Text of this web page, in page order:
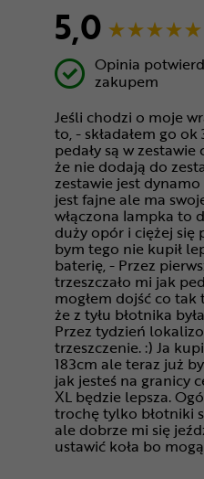
5,0
Opinia
zakupem
Jeśli chodzi o moje
to, - składałem go
pedały są w
że nie dodają do
zestawie jest
jest fajne ale ma
włączona lampka to
duży opór i ciężej się
bym tego nie kupił
baterię, - Przez
trzeszczało mi jak
mogłem dojść co tak
że z tyłu błotnika
Przez tydzień
trzeszczenie. :) Ja
183cm ale teraz już
jak jesteś na granicy
XL będzie lepsza.
trochę tylko błotniki
ale dobrze mi się
ustawić koła bo